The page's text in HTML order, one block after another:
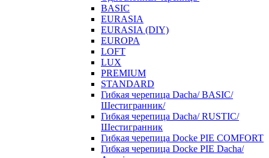
BASIC
EURASIA
EURASIA (DIY)
EUROPA
LOFT
LUX
PREMIUM
STANDARD
Гибкая черепица Dacha/ BASIC/
Шестигранник/
Гибкая черепица Dacha/ RUSTIC/
Шестигранник
Гибкая черепица Docke PIE COMFORT
Гибкая черепица Docke PIE Dacha/